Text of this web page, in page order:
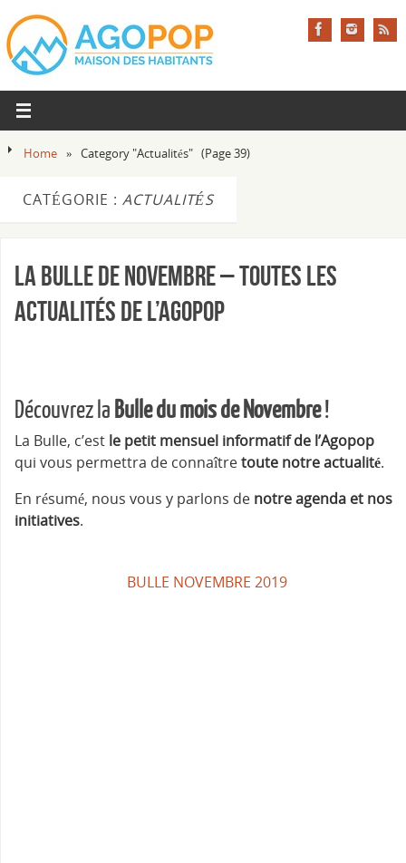
Home » Category "Actualités" (Page 39)
CATÉGORIE : ACTUALITÉS
La Bulle de Novembre – Toutes les
actualités de l’Agopop
Découvrez la Bulle du mois de Novembre!
La Bulle, c’est le petit mensuel informatif de l’Agopop
qui vous permettra de connaîtretoute notre actualité.
En résumé, nous vous y parlons de notre agenda et nos
initiatives.
BULLE NOVEMBRE 2019